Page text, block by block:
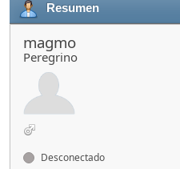
Resumen
magmo
Peregrino
Desconectado